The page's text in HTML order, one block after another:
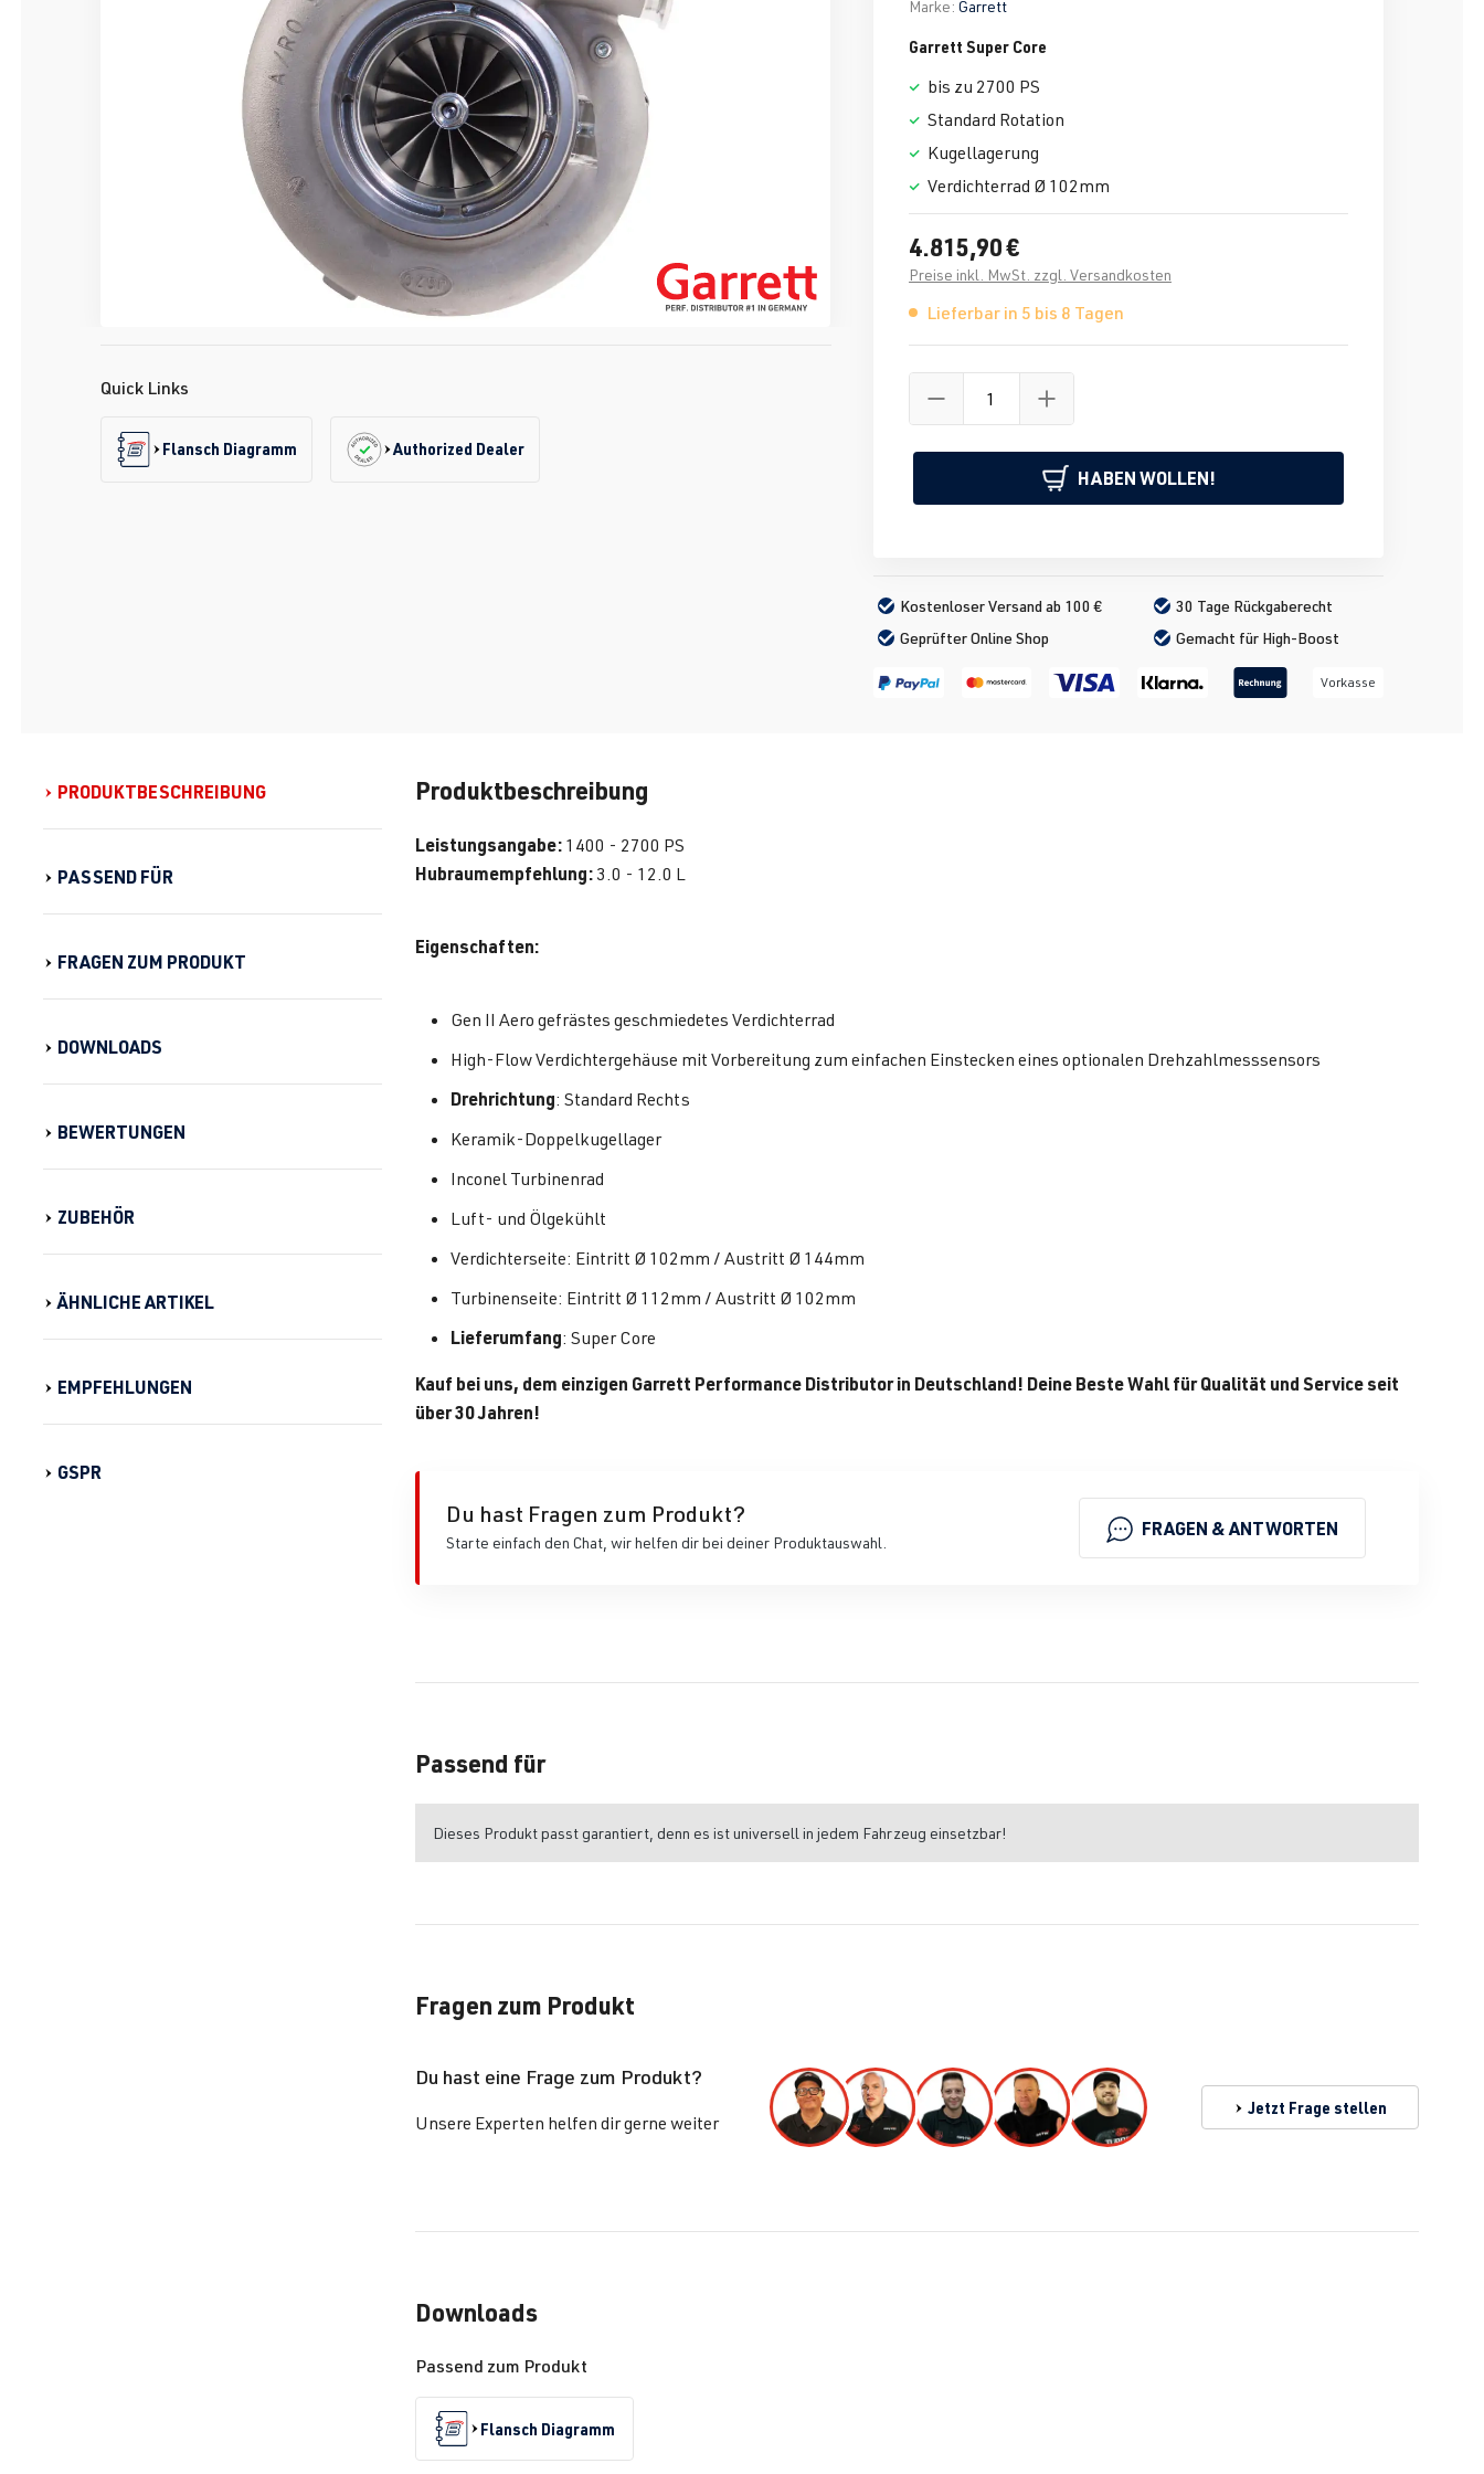
Quick Links
Flansch Diagramm Authorized Dealer
Marke: Garrett
Garrett Super Core
bis zu 2700 PS
Standard Rotation
Kugellagerung
Verdichterrad Ø 102mm
4.815,90 €
Preise inkl. MwSt. zzgl. Versandkosten
Lieferbar in 5 bis 8 Tagen
HABEN WOLLEN!
Kostenloser Versand ab 100 €
30 Tage Rückgaberecht
Geprüfter Online Shop
Gemacht für High-Boost
Vorkasse
PRODUKTBESCHREIBUNG
PASSEND FÜR
FRAGEN ZUM PRODUKT
DOWNLOADS
BEWERTUNGEN
ZUBEHÖR
ÄHNLICHE ARTIKEL
EMPFEHLUNGEN
GSPR
Produktbeschreibung
Leistungsangabe:1400 - 2700 PS
Hubraumempfehlung:3.0 - 12.0 L
Eigenschaften:
Gen II Aero gefrästes geschmiedetes Verdichterrad
High-Flow Verdichtergehäuse mit Vorbereitung zum einfachen Einstecken eines optionalen Drehzahlmesssensors
Drehrichtung: Standard Rechts
Keramik-Doppelkugellager
Inconel Turbinenrad
Luft- und Ölgekühlt
Verdichterseite: Eintritt Ø 102mm / Austritt Ø 144mm
Turbinenseite: Eintritt Ø 112mm / Austritt Ø 102mm
Lieferumfang: Super Core
Kauf bei uns, dem einzigen Garrett Performance Distributor in Deutschland! Deine Beste Wahl für Qualität und Service seit
über 30 Jahren!
Du hast Fragen zum Produkt?
Starte einfach den Chat, wir helfen dir bei deiner Produktauswahl.
FRAGEN & ANTWORTEN
Passend für
Dieses Produkt passt garantiert, denn es ist universell in jedem Fahrzeug einsetzbar!
Fragen zum Produkt
Du hast eine Frage zum Produkt?
Unsere Experten helfen dir gerne weiter
Jetzt Frage stellen
Downloads
Passend zum Produkt
Flansch Diagramm